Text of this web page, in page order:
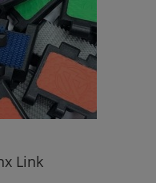
Link